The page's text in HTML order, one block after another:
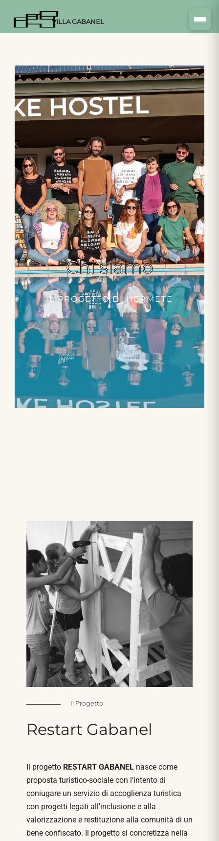
VILLA GABANEL
Chi siamo
IL PROGETTO DI HERMETE
Il Progetto
Restart Gabanel
Il progetto RESTART GABANEL nasce come
proposta turistico-sociale con l’intento di
coniugare un servizio di accoglienza turistica
con progetti legati all’inclusione e alla
valorizzazione e restituzione alla comunità di un
bene confiscato. Il progetto si concretizza nella